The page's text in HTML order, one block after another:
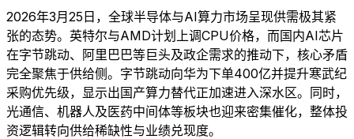
2026年3月25日，全球半导体与AI算力市场呈现供需极其紧
张的态势。英特尔与AMD计划上调CPU价格，而国内AI芯片
在字节跳动、阿里巴巴等巨头及政企需求的推动下，核心矛盾
完全聚焦于供给侧。字节跳动向华为下单400亿并提升寒武纪
采购优先级，显示出国产算力替代正加速进入深水区。同时，
光通信、机器人及医药中间体等板块也迎来密集催化，整体投
资逻辑转向供给稀缺性与业绩兑现度。